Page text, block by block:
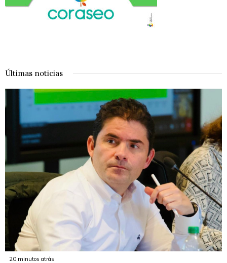
Últimas noticias
20 minutos atrás